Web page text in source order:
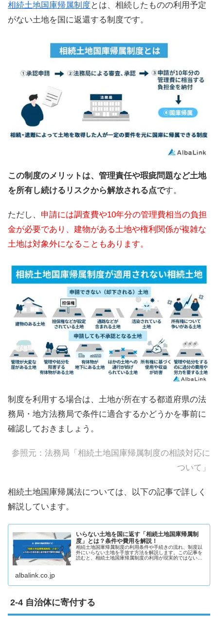
相続土地国庫帰属制度とは、相続したものの利用予定
がない土地を国に返還する制度です。
この制度のメリットは、管理責任や瑕疵問題など土地
を所有し続けるリスクから解放される点です。
ただし、 申請には調査費や10年分の管理費相当の負担
金が必要であり、建物がある土地や権利関係が複雑な
土地は対象外になることもあります。
制度を利用する場合は、土地が所在する都道府県の法
務局・地方法務局で条件に適合するかどうかを事前に
確認しておきましょう。
参照元： 法務局「相続土地国庫帰属制度の相談対応に
ついて」
相続土地国庫帰属法については、以下の記事で詳しく
解説しています。
いらない土地を国に返す「相続土地国庫帰属制
度」とは？条件や費用を解説！
相続土地国庫帰属制度の利用条件や手続きの流れ、制度以
外にいらない土地を手放す方法を解説します。この記事を
読むと、相続土地国庫帰属制度の利用が現実的ではないこ
albalink.co.jp
自治体に寄付する